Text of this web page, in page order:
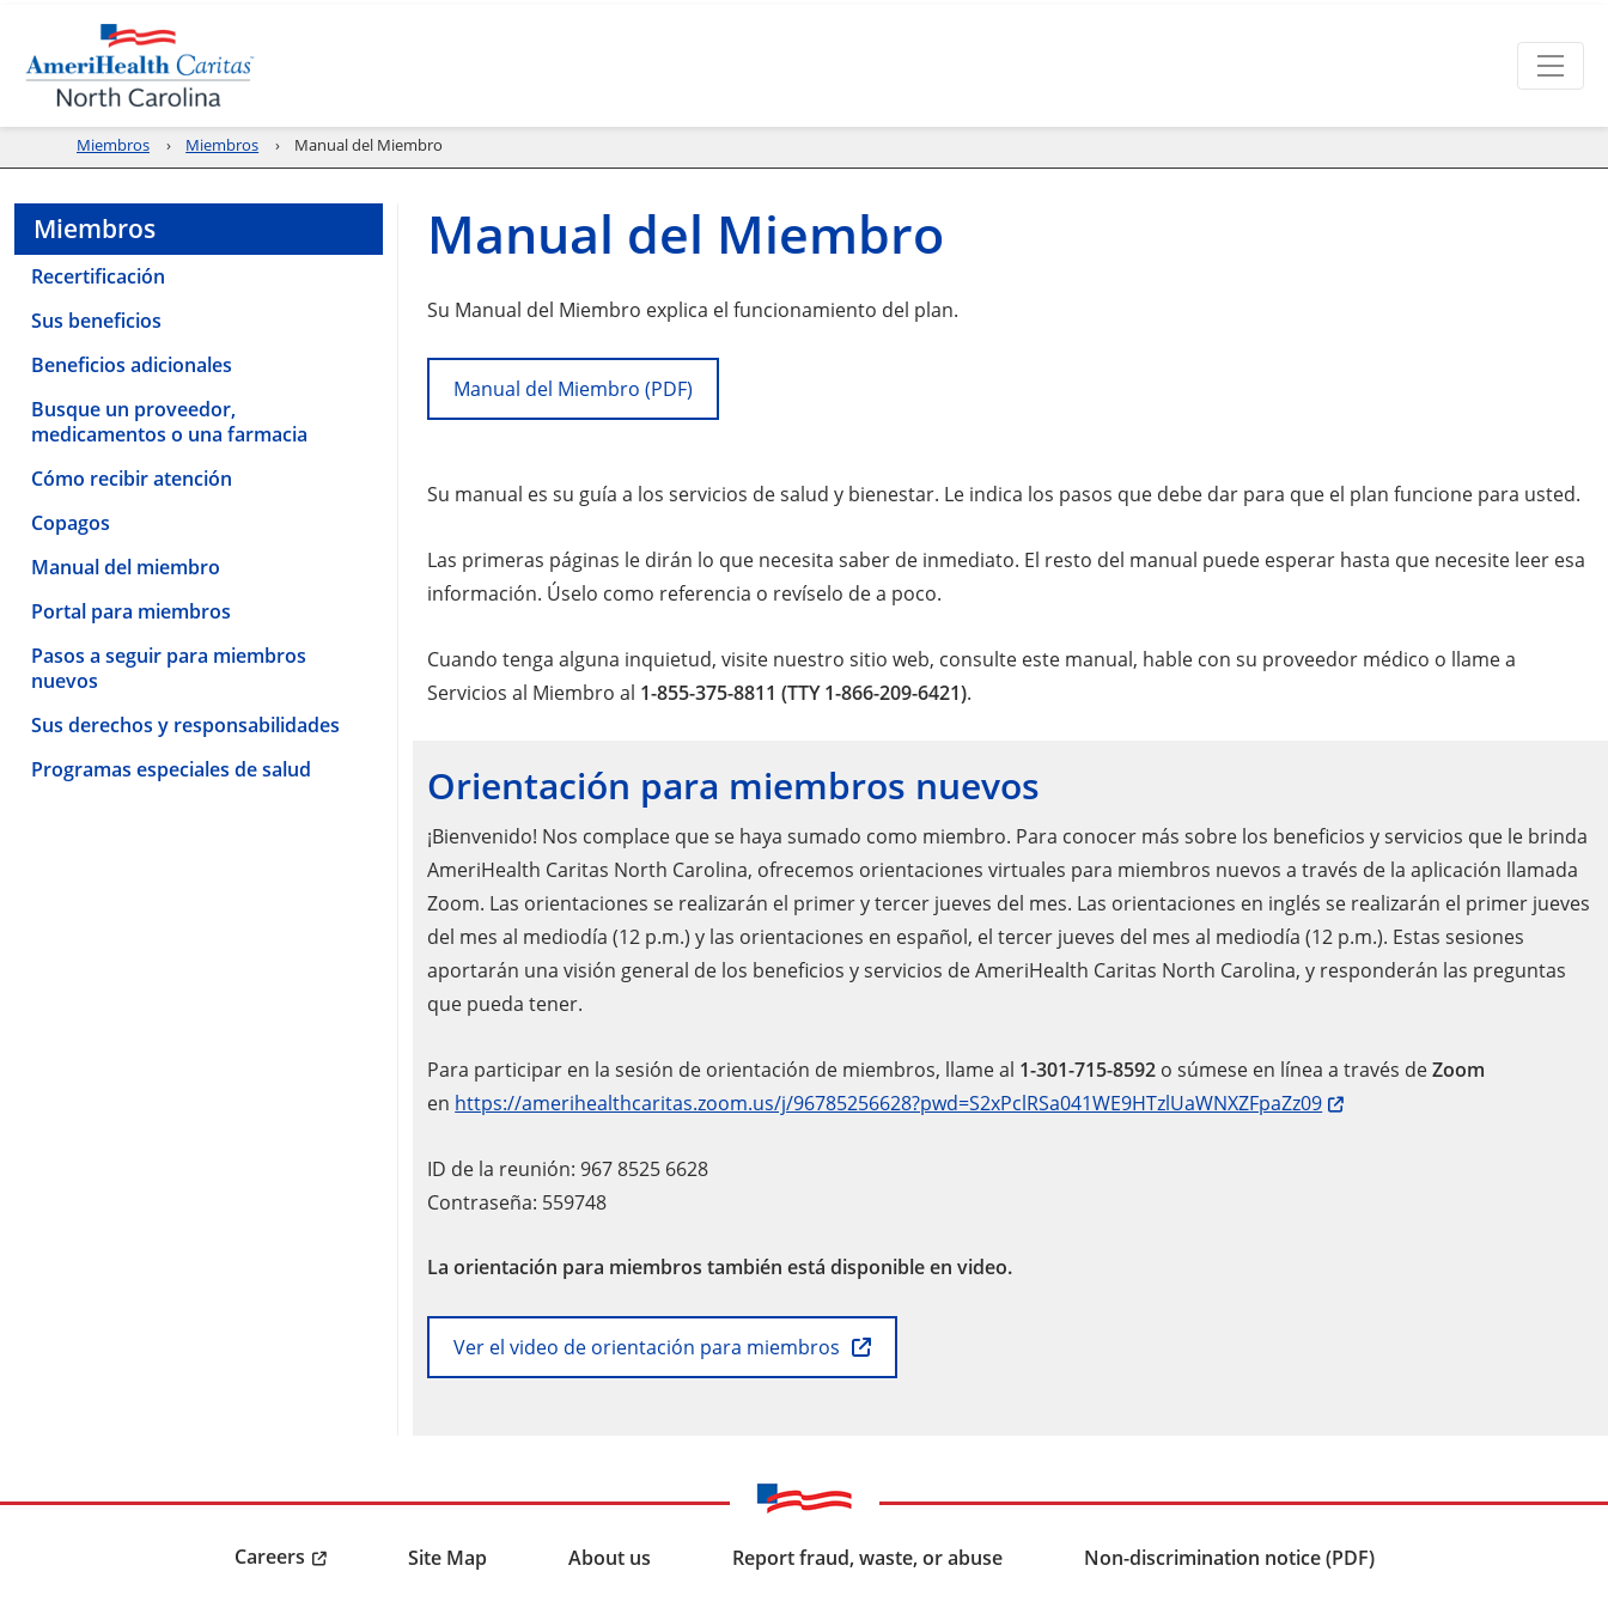
Miembros Miembros Manual del Miembro
Miembros
Recertificación
Sus beneficios
Beneficios adicionales
Busque un proveedor,
medicamentos o una farmacia
Cómo recibir atención
Copagos
Manual del miembro
Portal para miembros
Pasos a seguir para miembros
nuevos
Sus derechos y responsabilidades
Programas especiales de salud
Manual del Miembro
Su Manual del Miembro explica el funcionamiento del plan.
Manual del Miembro (PDF)
Su manual es su guía a los servicios de salud y bienestar. Le indica los pasos que debe dar para que el plan funcione para usted.
Las primeras páginas le dirán lo que necesita saber de inmediato. El resto del manual puede esperar hasta que necesite leer esa
información. Úselo como referencia o revíselo de a poco.
Cuando tenga alguna inquietud, visite nuestro sitio web, consulte este manual, hable con su proveedor médico o llame a
Servicios al Miembro al 1-855-375-8811 (TTY 1-866-209-6421).
Orientación para miembros nuevos
¡Bienvenido! Nos complace que se haya sumado como miembro. Para conocer más sobre los beneficios y servicios que le brinda
AmeriHealth Caritas North Carolina, ofrecemos orientaciones virtuales para miembros nuevos a través de la aplicación llamada
Zoom. Las orientaciones se realizarán el primer y tercer jueves del mes. Las orientaciones en inglés se realizarán el primer jueves
del mes al mediodía (12 p.m.) y las orientaciones en español, el tercer jueves del mes al mediodía (12 p.m.). Estas sesiones
aportarán una visión general de los beneficios y servicios de AmeriHealth Caritas North Carolina, y responderán las preguntas
que pueda tener.
Para participar en la sesión de orientación de miembros, llame al 1-301-715-8592 o súmese en línea a través deZoom
en https://amerihealthcaritas.zoom.us/j/96785256628?pwd=S2xPclRSa041WE9HTzlUaWNXZFpaZz09
ID de la reunión: 967 8525 6628
Contraseña: 559748
La orientación para miembros también está disponible en video.
Ver el video de orientación para miembros
Careers Site Map About us Report fraud, waste, or abuse Non-discrimination notice (PDF)